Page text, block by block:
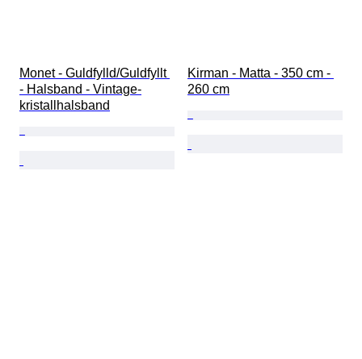
Monet - Guldfylld/Guldfyllt
- Halsband - Vintage-
kristallhalsband
Kirman - Matta - 350 cm -
260 cm